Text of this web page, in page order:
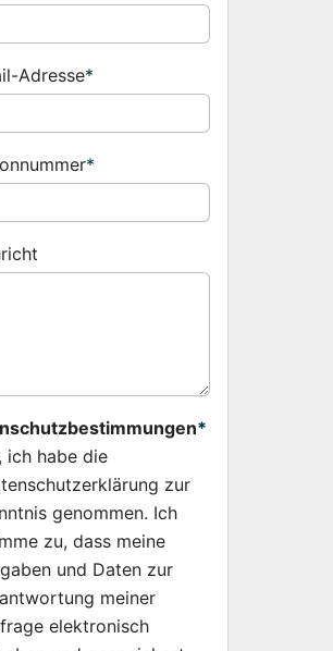
Adresse*
*
*
ich habe die
zur
genommen. Ich
zu, dass meine
und Daten zur
meiner
elektronisch